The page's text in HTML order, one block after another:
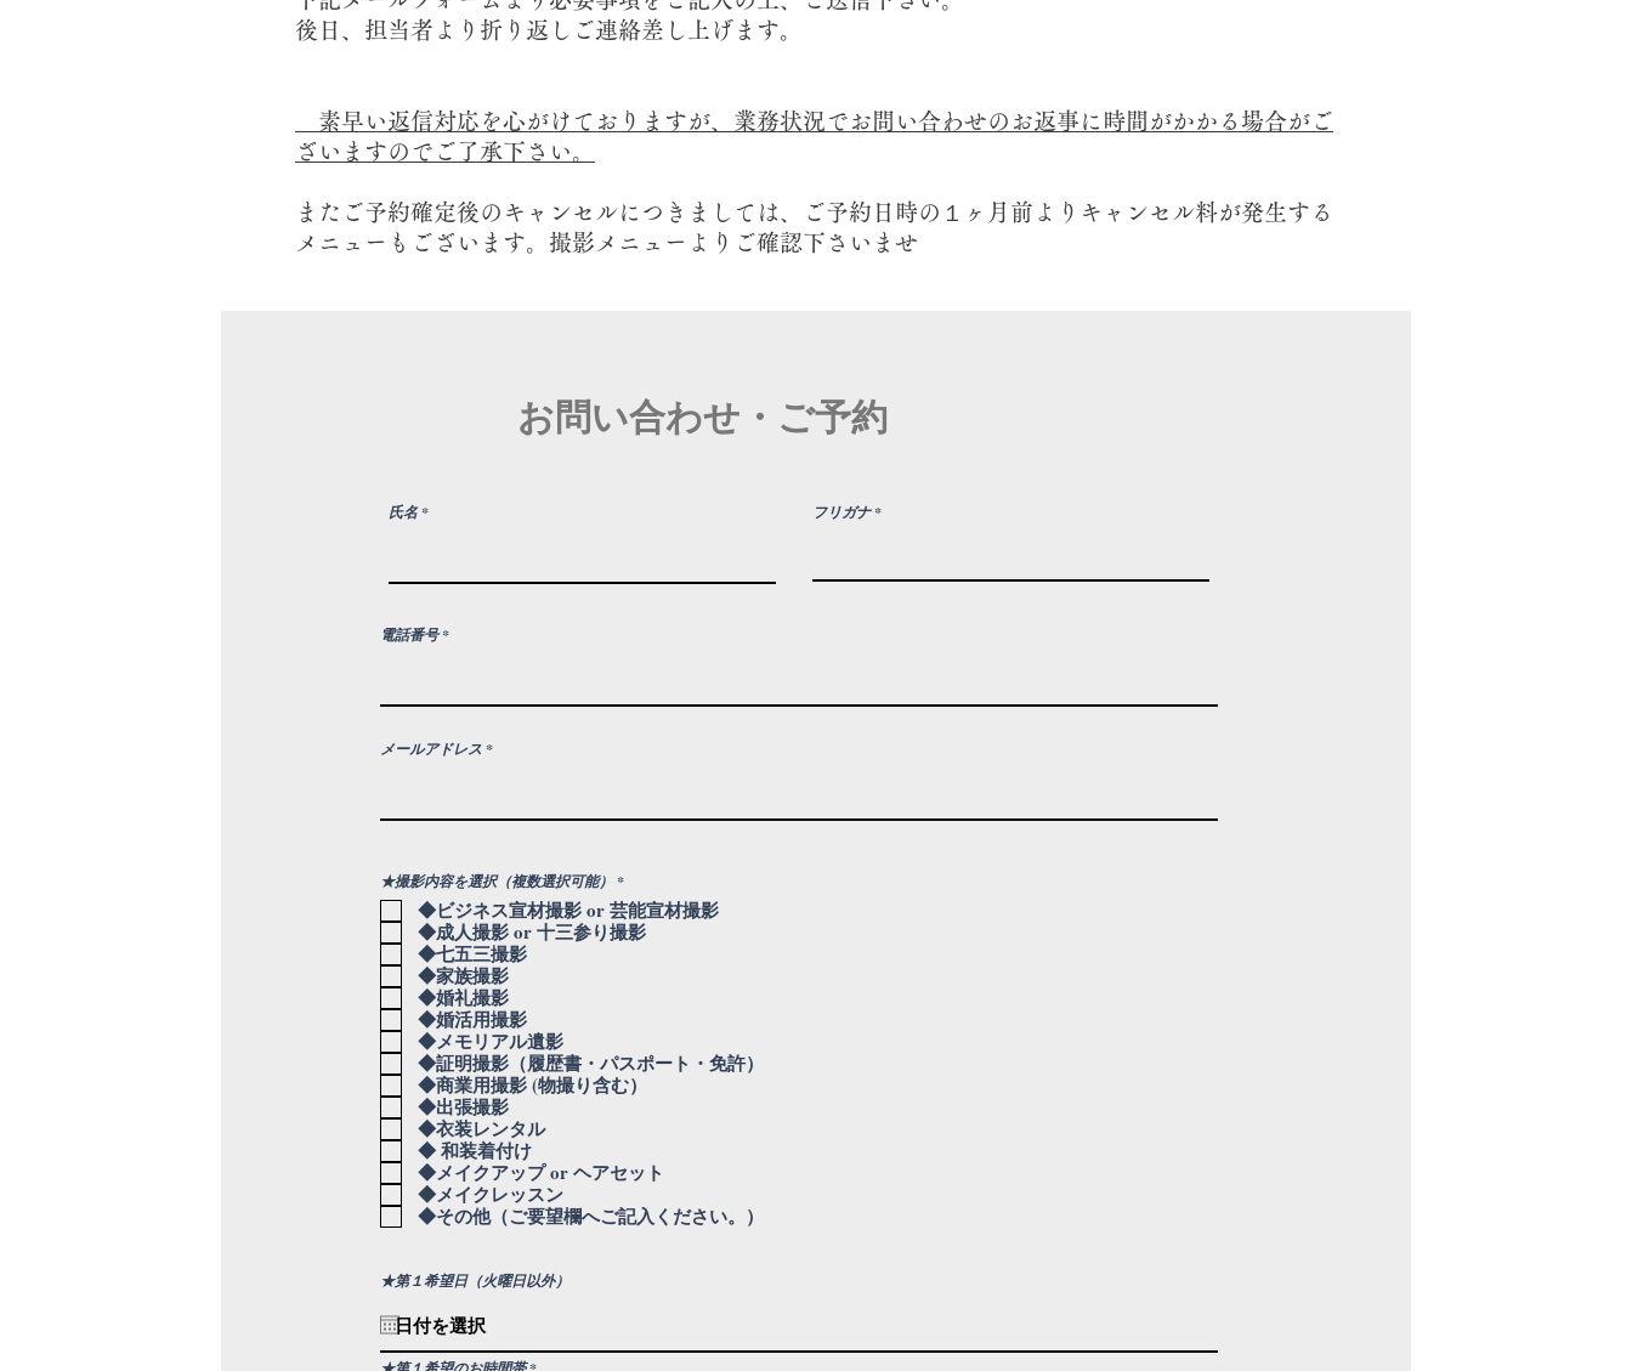
後日、担当者より折り返しご連絡差し上げます。
素早い返信対応を心がけておりますが、業務状況でお問い合わせのお返事に時間がかかる場合がご
ざいますのでご了承下さい。
またご予約確定後のキャンセルにつきましては、ご予約日時の１ヶ月前よりキャンセル料が発生する
メニューもございます。撮影メニューよりご確認下さいませ
お問い合わせ・ご予約
氏名 フリガナ
電話番号
メールアドレス
★撮影内容を選択（複数選択可能） *必
項
目
◆ビジネス宣材撮影 or 芸能宣材撮影
◆成人撮影 or 十三参り撮影
◆七五三撮影
◆家族撮影
◆婚礼撮影
◆婚活用撮影
◆メモリアル遺影
◆証明撮影（履歴書・パスポート・免許）
◆商業用撮影 (物撮り含む）
◆出張撮影
◆衣装レンタル
◆ 和装着付け
◆メイクアップ or ヘアセット
◆メイクレッスン
◆その他（ご要望欄へご記入ください。）
★第１希望日（火曜日以外）
必